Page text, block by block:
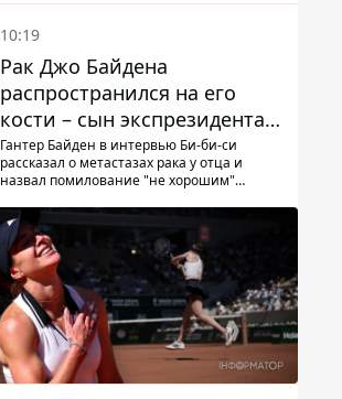
10:19
Рак Джо Байдена
распространился на его
кости – сын экспрезидента
США рассказал, что болезнь
отца прогрессирует
Гантер Байден в интервью Би-би-си
рассказал о метастазах рака у отца и
назвал помилование "не хорошим"